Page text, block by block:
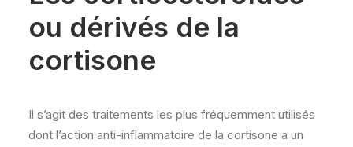
ou dérivés de la
cortisone
Il s’agit des traitements les plus fréquemment utilisés
dont l’action anti-inflammatoire de la cortisone a un